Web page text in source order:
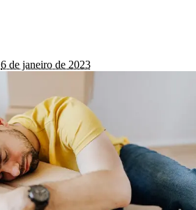
6 de janeiro de 2023